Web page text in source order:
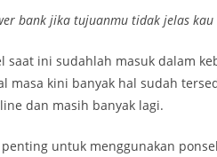
bank jika tujuanmu tidak jelas kau
saat ini sudahlah masuk dalam
masa kini banyak hal sudah
dan masih banyak lagi.
untuk menggunakan